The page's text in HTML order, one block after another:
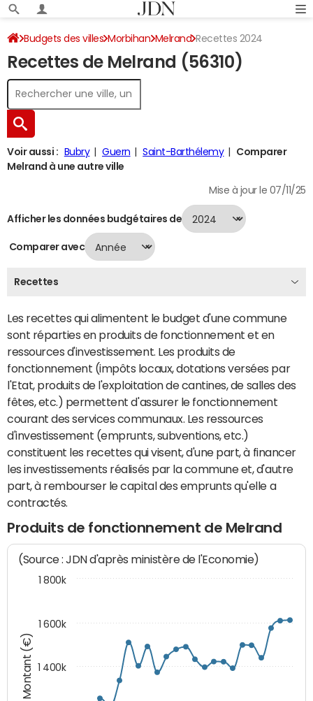
Budgets des villes Morbihan Melrand Recettes 2024
Recettes de Melrand (56310)
Voir aussi : Bubry Guern Saint-Barthélemy
Comparer
Melrand à une autre ville
Mise à jour le 07/11/25
Afficher les données budgétaires de
Comparer avec
Recettes
Les recettes qui alimentent le budget d'une commune
sont réparties en produits de fonctionnement et en
ressources d'investissement. Les produits de
fonctionnement (impôts locaux, dotations versées par
l'Etat, produits de l'exploitation de cantines, de salles des
fêtes, etc.) permettent d'assurer le fonctionnement
courant des services communaux. Les ressources
d'investissement (emprunts, subventions, etc.)
constituent les recettes qui visent, d'une part, à financer
les investissements réalisés par la commune et, d'autre
part, à rembourser le capital des emprunts qu'elle a
contractés.
Produits de fonctionnement de Melrand
Montant (€)
(Source : JDN d'après ministère de l'Economie)
1 400k
1 600k
1 800k